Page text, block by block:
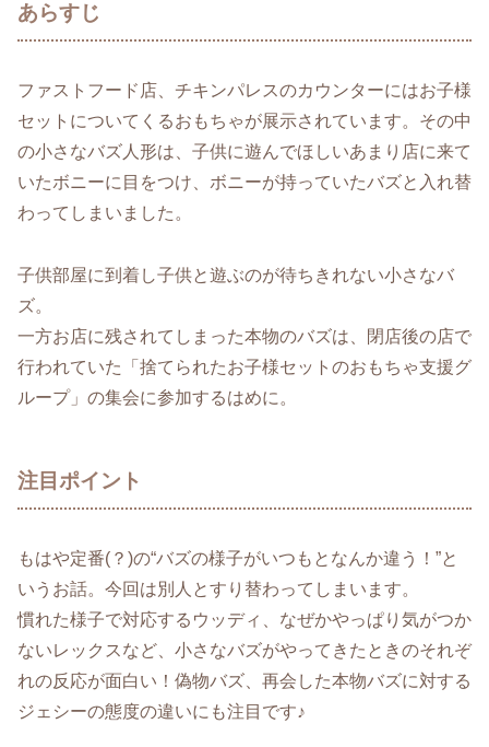
あらすじ
ファストフード店、チキンパレスのカウンターにはお子様
セットについてくるおもちゃが展示されています。その中
の小さなバズ人形は、子供に遊んでほしいあまり店に来て
いたボニーに目をつけ、ボニーが持っていたバズと入れ替
わってしまいました。
子供部屋に到着し子供と遊ぶのが待ちきれない小さなバ
ズ。
一方お店に残されてしまった本物のバズは、閉店後の店で
行われていた「捨てられたお子様セットのおもちゃ支援グ
ループ」の集会に参加するはめに。
注目ポイント
もはや定番(？)の“バズの様子がいつもとなんか違う！”と
いうお話。今回は別人とすり替わってしまいます。
慣れた様子で対応するウッディ、なぜかやっぱり気がつか
ないレックスなど、小さなバズがやってきたときのそれぞ
れの反応が面白い！偽物バズ、再会した本物バズに対する
ジェシーの態度の違いにも注目です♪